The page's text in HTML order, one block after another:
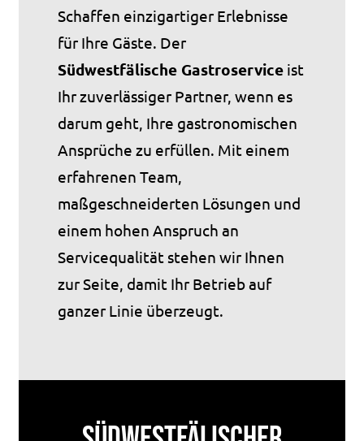
Schaffen einzigartiger Erlebnisse
für Ihre Gäste. Der
Südwestfälische Gastroservice ist
Ihr zuverlässiger Partner, wenn es
darum geht, Ihre gastronomischen
Ansprüche zu erfüllen. Mit einem
erfahrenen Team,
maßgeschneiderten Lösungen und
einem hohen Anspruch an
Servicequalität stehen wir Ihnen
zur Seite, damit Ihr Betrieb auf
ganzer Linie überzeugt.